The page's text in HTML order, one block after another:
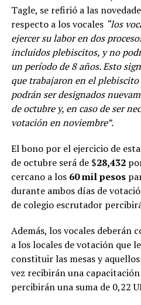
Tagle, se refirió a las
respecto a los vocales “los
ejercer su labor en dos
incluidos plebiscitos, y no
un período de 8 años. Esto
que trabajaron en el
podrán ser designados
de octubre y, en caso de ser
votación en noviembre”.
El bono por el ejercicio de
de octubre será de $28,432
cercano a los 60 mil pesos
durante ambos días de
de colegio escrutador
Además, los vocales deberán
a los locales de votación que
constituir las mesas y
vez recibirán una
percibirán una suma de 0,22